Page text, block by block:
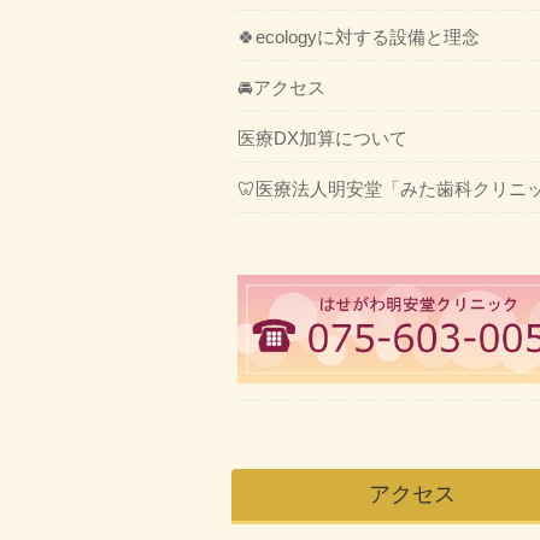
🍀ecologyに対する設備と理念
🚘アクセス
医療DX加算について
🦷医療法人明安堂「みた歯科クリニ
アクセス